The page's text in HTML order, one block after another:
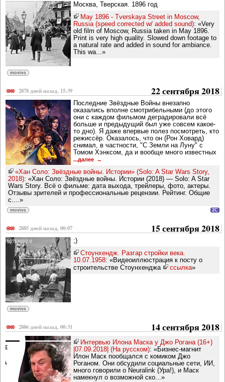
Москва, Тверская. 1896 год
May 1896 - Tverskaya Street in Moscow,
Russia (speed corrected w/ added sound): «Very
old film of Moscow, Russia taken in May 1896.
Print is very high quality. Slowed down footage to
a natural rate and added in sound for ambiance.
This wa...»
movies
2878 дней назад, 15:39 22 сентября 2018
Последние Звёздные Войны внезапно
оказались вполне смотрибельными (до этого
они с каждом фильмом деградировали всё
больше и предыдущий был уже совсем какое-
то дно). Я даже впервые полез посмотреть, кто
режиссёр. Оказалось, что он (Рон Ховард)
снимал, в частности, "С Земли на Луну" с
Томом Хэнксом, да и вообще много известных
...далее
«Хан Соло: Звёздные войны. Истории» (Solo: A Star Wars Story,
2018): «Хан Соло: Звёздные войны. Истории (2018) — Solo: A Star
Wars Story. Всё о фильме: дата выхода, трейлеры, фото, актеры.
Отзывы зрителей и профессиональные рецензии. Рейтинг. Общие
с....»
movies 2C
2885 дней назад, 00:07 15 сентября 2018
;)
Стоунхендж. Разгар стройки века.
10.07.1958: «Видеоиллюстрация к посту о
строительстве Стоунхенджа
ссылка»
movies
2886 дней назад, 00:31 14 сентября 2018
Интервью Илона Маска у Джо Рогана (16+)
|07.09.2018| (На русском): «Бизнес-магнит
Илон Маск пообщался с комиком Джо
Роганом. Они обсудили социальные сети, ИИ,
много говорили о Neuralink (Ура!), и Маск
намекнул о возможной ско...»